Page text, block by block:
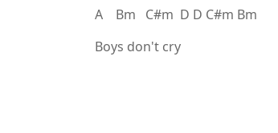
A Bm C#m D D C#m Bm
Boys don't cry